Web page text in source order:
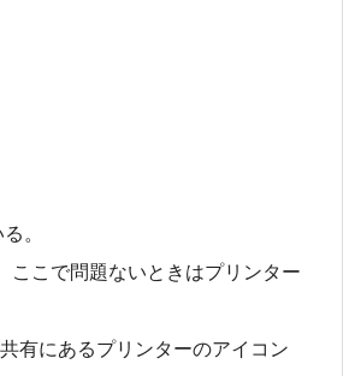
。
ここで問題ないときはプリンター
有にあるプリンターのアイコン